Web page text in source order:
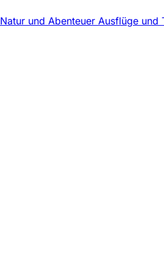
Natur und Abenteuer Ausflüge und